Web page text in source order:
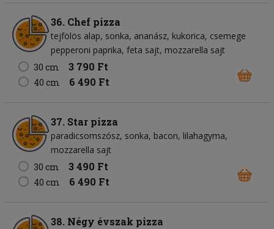
36. Chef pizza
tejfölös alap sonka ananász kukorica csemege
pepperoni paprika feta sajt mozzarella sajt
30 cm
3 790 Ft
40 cm 6 490 Ft
37. Star pizza
paradicsomszósz sonka bacon lilahagyma
mozzarella sajt
30 cm
3 490 Ft
40 cm 6 490 Ft
38. Négy évszak pizza